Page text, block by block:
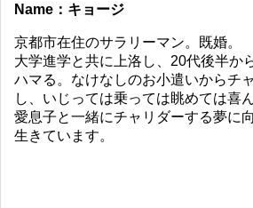
Name：キョージ
京都市在住のサラリーマン。既婚。
大学進学と共に上洛し、20代後半か
ハマる。なけなしのお小遣いからチ
し、いじっては乗っては眺めては喜
愛息子と一緒にチャリダーする夢に
生きています。